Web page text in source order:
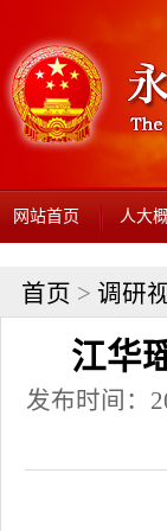
网站首页 人大
首页 > 调研
江华
发布时间：